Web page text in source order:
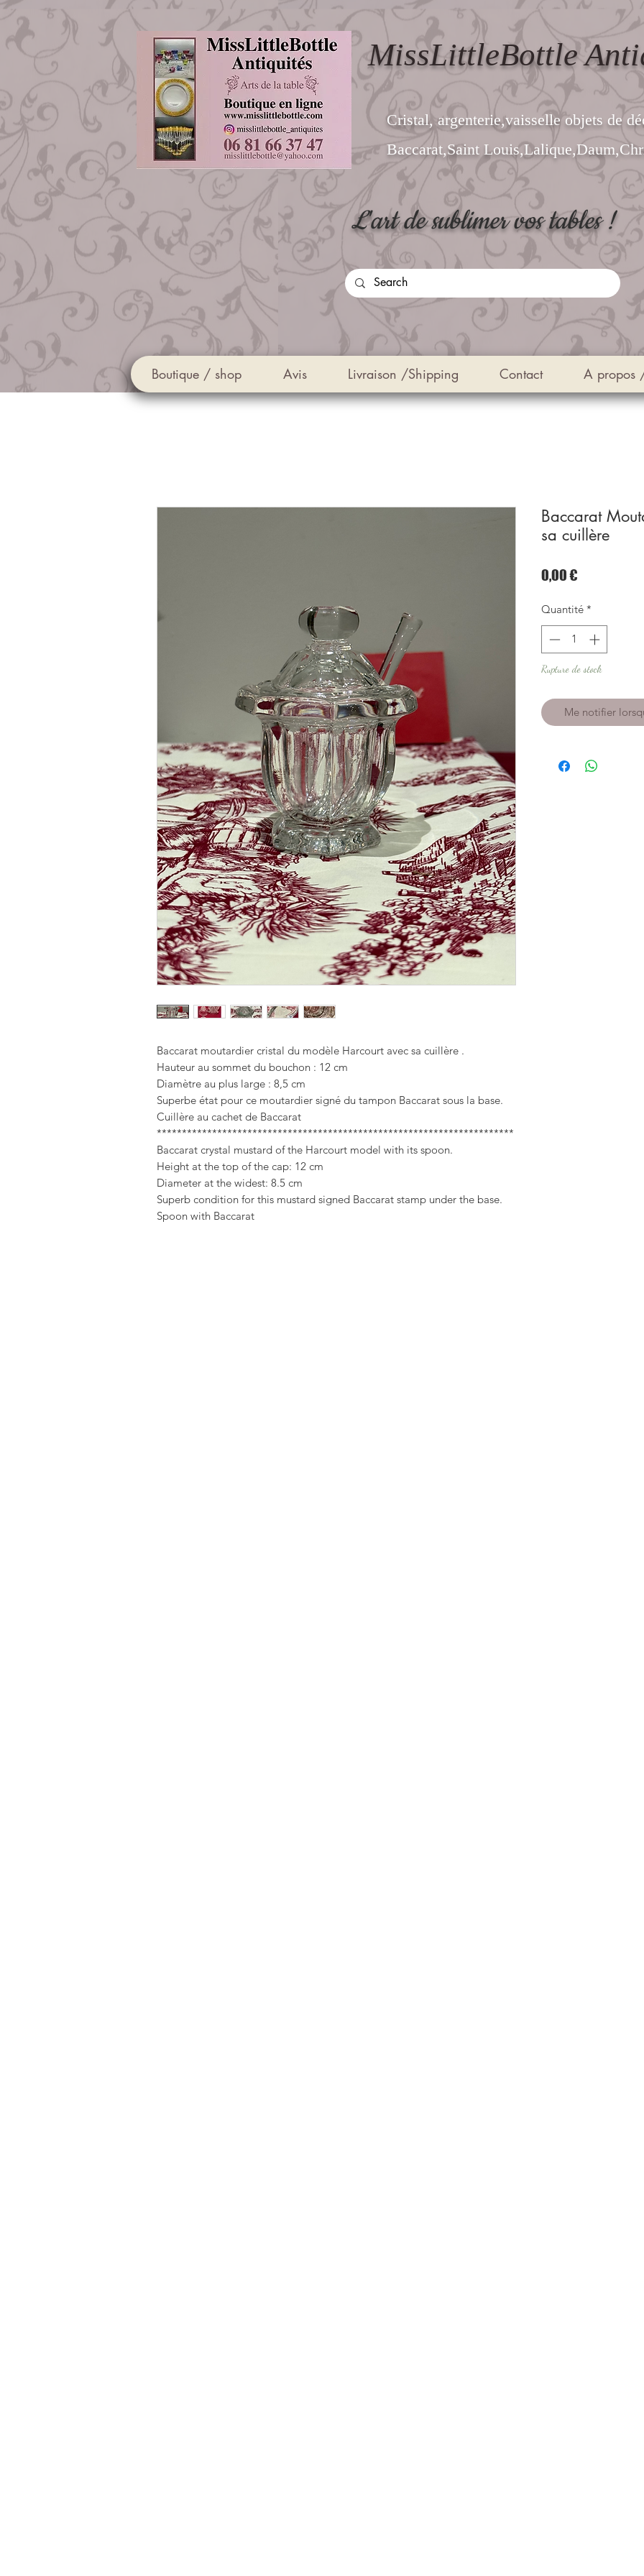
MissLittleBottle
Cristal, argenterie,vaisselle objets de
Baccarat,Saint
L'art de sublimer vos tables !
Boutique / shop Avis Livraison /Shipping Contact A propos
Baccarat moutardier cristal du modèle Harcourt avec sa cuillère .
Hauteur au sommet du bouchon : 12 cm
Diamètre au plus large : 8,5 cm
Superbe état pour ce moutardier signé du tampon Baccarat sous la base.
Cuillère au cachet de Baccarat
***********************************************************************
Baccarat crystal mustard of the Harcourt model with its spoon.
Height at the top of the cap: 12 cm
Diameter at the widest: 8.5 cm
Superb condition for this mustard signed Baccarat stamp under the base.
Spoon with Baccarat
Baccarat
sa cuillère
0,00 €
Quantité *
Rupture de stock
Me notifier